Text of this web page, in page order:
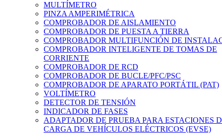
MULTÍMETRO
PINZA AMPERIMÉTRICA
COMPROBADOR DE AISLAMIENTO
COMPROBADOR DE PUESTA A TIERRA
COMPROBADOR MULTIFUNCIÓN DE
COMPROBADOR INTELIGENTE DE TOMAS DE
CORRIENTE
COMPROBADOR DE RCD
COMPROBADOR DE BUCLE/PFC/PSC
COMPROBADOR DE APARATO PORTÁTIL (PAT)
VOLTÍMETRO
DETECTOR DE TENSIÓN
INDICADOR DE FASES
ADAPTADOR DE PRUEBA PARA ESTACIONES
CARGA DE VEHÍCULOS ELÉCTRICOS (EVSE)